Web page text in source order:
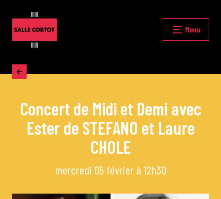
Fermer
Accueil
La programmation
Les grands concerts
Les Masterclasses
Menu
Concert de Midi et Demi avec
Ester de STEFANO et Laure
CHOLE
mercredi 05 février à 12h30